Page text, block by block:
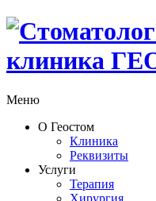
Меню
О Геостом
Клиника
Реквизиты
Услуги
Терапия
Хирургия